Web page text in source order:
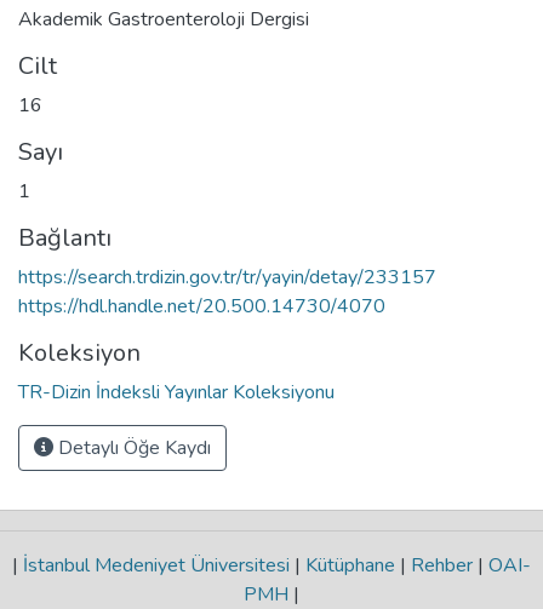
Akademik Gastroenteroloji Dergisi
Cilt
16
Sayı
1
Bağlantı
https://search.trdizin.gov.tr/tr/yayin/detay/233157
https://hdl.handle.net/20.500.14730/4070
Koleksiyon
TR-Dizin İndeksli Yayınlar Koleksiyonu
Detaylı Öğe Kaydı
| İstanbul Medeniyet Üniversitesi | Kütüphane | Rehber | OAI-
PMH |